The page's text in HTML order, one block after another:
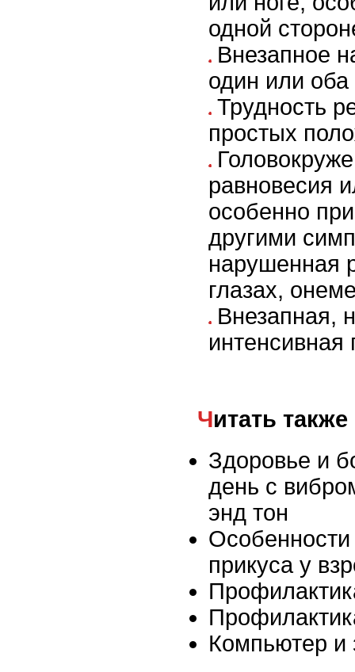
одной
Внезапное
один или оба
Трудность
простых
равновесия
особенно
другими
нарушенная
глазах,
Внезапная,
интенсивная
Читать также
Здоровье и
день с
энд тон
прикуса у
Компьютер и